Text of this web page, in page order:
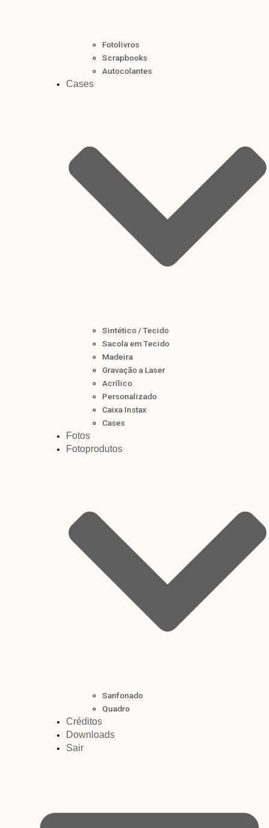
Fotolivros
Scrapbooks
Autocolantes
Cases
Sintético / Tecido
Sacola em Tecido
Madeira
Gravação a Laser
Acrílico
Personalizado
Caixa Instax
Cases
Fotos
Fotoprodutos
Sanfonado
Quadro
Créditos
Downloads
Sair